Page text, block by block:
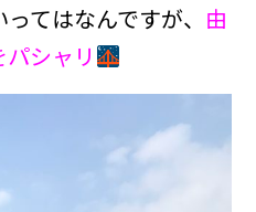
てはなんですが、 由
シャリ